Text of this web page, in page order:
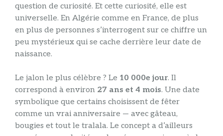
question de curiosité. Et cette curiosité, elle est
universelle. En Algérie comme en France, de plus
en plus de personnes s’interrogent sur ce chiffre un
peu mystérieux qui se cache derrière leur date de
naissance.
Le jalon le plus célèbre ? Le 10 000e jour. Il
correspond à environ 27 ans et 4 mois. Une date
symbolique que certains choisissent de fêter
comme un vrai anniversaire — avec gâteau,
bougies et tout le tralala. Le concept a d’ailleurs